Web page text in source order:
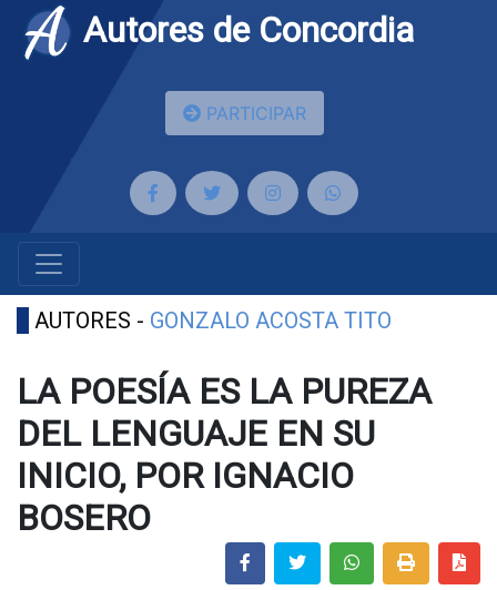
Autores de Concordia
PARTICIPAR
AUTORES - GONZALO ACOSTA TITO
LA POESÍA ES LA PUREZA
DEL LENGUAJE EN SU
INICIO, POR IGNACIO
BOSERO